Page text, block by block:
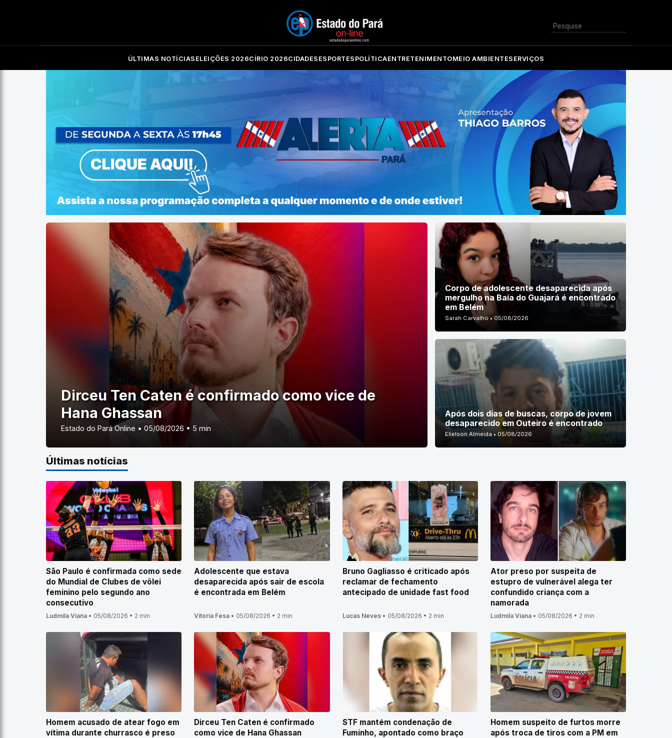
Buscar
ÚLTIMAS NOTÍCIAS ELEIÇÕES 2026CÍRIO 2026CIDADES ESPORTES POLÍTICAENTRETENIMENTOMEIO AMBIENTESERVIÇOS
Dirceu Ten Caten é confirmado como vice de
Hana Ghassan
Estado do Pará Online • 05/08/2026 • 5 min
Corpo de adolescente desaparecida após
mergulho na Baía do Guajará é encontrado
em Belém
Sarah Carvalho • 05/08/2026
Após dois dias de buscas, corpo de jovem
desaparecido em Outeiro é encontrado
Elielson Almeida • 05/08/2026
Últimas notícias
São Paulo é confirmada como sede
do Mundial de Clubes de vôlei
feminino pelo segundo ano
consecutivo
Ludmila Viana • 05/08/2026 • 2 min
Adolescente que estava
desaparecida após sair de escola
é encontrada em Belém
Vitoria Fesa • 05/08/2026 • 2 min
Bruno Gagliasso é criticado após
reclamar de fechamento
antecipado de unidade fast food
Lucas Neves• 05/08/2026 • 2 min
Ator preso por suspeita de
estupro de vulnerável alega ter
confundido criança com a
namorada
Ludmila Viana• 05/08/2026 • 2 min
Homem acusado de atear fogo em
vítima durante churrasco é preso
Dirceu Ten Caten é confirmado
como vice de Hana Ghassan
STF mantém condenação de
Fuminho, apontado como braço
Homem suspeito de furtos morre
após troca de tiros com a PM em